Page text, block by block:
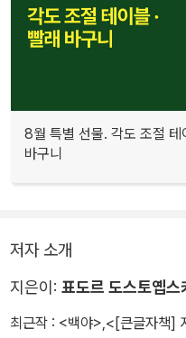
8월 특별 선물. 각도 조절 테
바구니
저자 소개
지은이: 표도르 도스토옙스
최근작 : <백야>,<[큰글자책]